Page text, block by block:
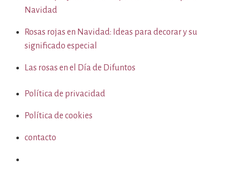
Navidad
Rosas rojas en Navidad: Ideas para decorar y su
significado especial
Las rosas en el Día de Difuntos
Política de privacidad
Política de cookies
contacto